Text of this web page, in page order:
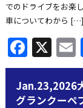
でのドライブをお楽
車についてわから […]
X
Jan.23,2026
グランクーペ